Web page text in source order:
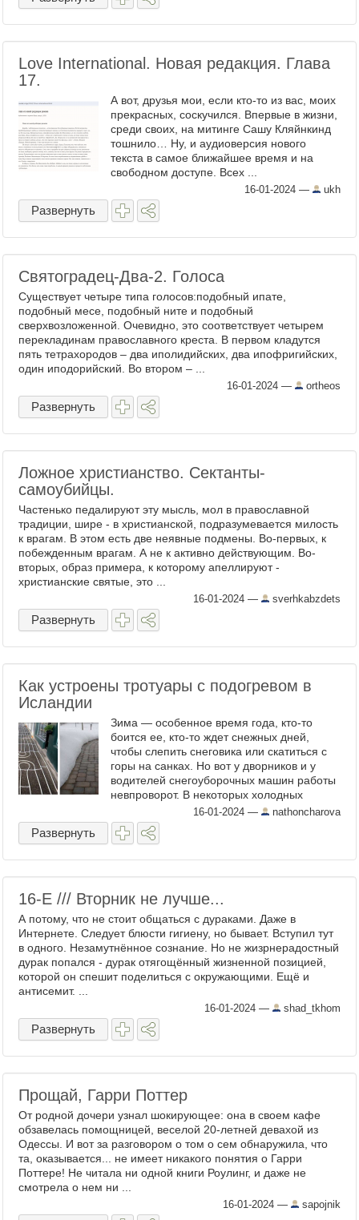
Love International. Новая редакция. Глава
17.
А вот, друзья мои, если кто-то из вас, моих
прекрасных, соскучился. Впервые в жизни,
среди своих, на митинге Сашу Кляйнкинд
тошнило… Ну, и аудиоверсия нового
текста в самое ближайшее время и на
свободном доступе. Всех ...
16-01-2024 — ukh
Развернуть
Святоградец-Два-2. Голоса
Существует четыре типа голосов:подобный ипате,
подобный месе, подобный ните и подобный
сверхвозложенной. Очевидно, это соответствует четырем
перекладинам православного креста. В первом кладутся
пять тетрахородов – два иполидийских, два ипофригийских,
один иподорийский. Во втором – ...
16-01-2024 — ortheos
Развернуть
Ложное христианство. Сектанты-
самоубийцы.
Частенько педалируют эту мысль, мол в православной
традиции, шире - в христианской, подразумевается милость
к врагам. В этом есть две неявные подмены. Во-первых, к
побежденным врагам. А не к активно действующим. Во-
вторых, образ примера, к которому апеллируют -
христианские святые, это ...
16-01-2024 — sverhkabzdets
Развернуть
Как устроены тротуары с подогревом в
Исландии
Зима — особенное время года, кто-то
боится ее, кто-то ждет снежных дней,
чтобы слепить снеговика или скатиться с
горы на санках. Но вот у дворников и у
водителей снегоуборочных машин работы
невпроворот. В некоторых холодных
странах снега выпадает столько, что битва
с ним превращается в ...
16-01-2024 — nathoncharova
Развернуть
16-Е /// Вторник не лучше...
А потому, что не стоит общаться с дураками. Даже в
Интернете. Следует блюсти гигиену, но бывает. Вступил тут
в одного. Незамутнённое сознание. Но не жизрнерадостный
дурак попался - дурак отягощённый жизненной позицией,
которой он спешит поделиться с окружающими. Ещё и
антисемит. ...
16-01-2024 — shad_tkhom
Развернуть
Прощай, Гарри Поттер
От родной дочери узнал шокирующее: она в своем кафе
обзавелась помощницей, веселой 20-летней девахой из
Одессы. И вот за разговором о том о сем обнаружила, что
та, оказывается... не имеет никакого понятия о Гарри
Поттере! Не читала ни одной книги Роулинг, и даже не
смотрела о нем ни ...
16-01-2024 — sapojnik